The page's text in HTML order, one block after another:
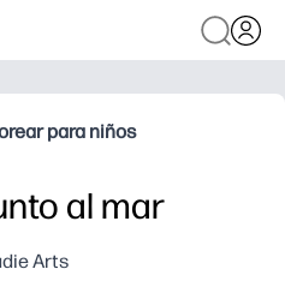
para niños
al mar
Arts